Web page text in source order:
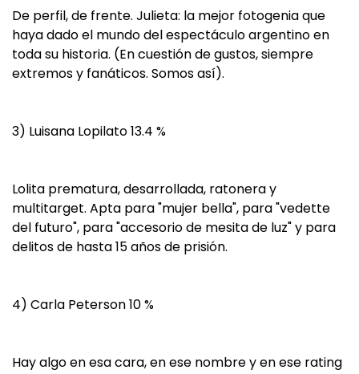
De perfil, de frente. Julieta: la mejor fotogenia que
haya dado el mundo del espectáculo argentino en
toda su historia. (En cuestión de gustos, siempre
extremos y fanáticos. Somos así).
3) Luisana Lopilato 13.4 %
Lolita prematura, desarrollada, ratonera y
multitarget. Apta para "mujer bella", para "vedette
del futuro", para "accesorio de mesita de luz" y para
delitos de hasta 15 años de prisión.
4) Carla Peterson 10 %
Hay algo en esa cara, en ese nombre y en ese rating